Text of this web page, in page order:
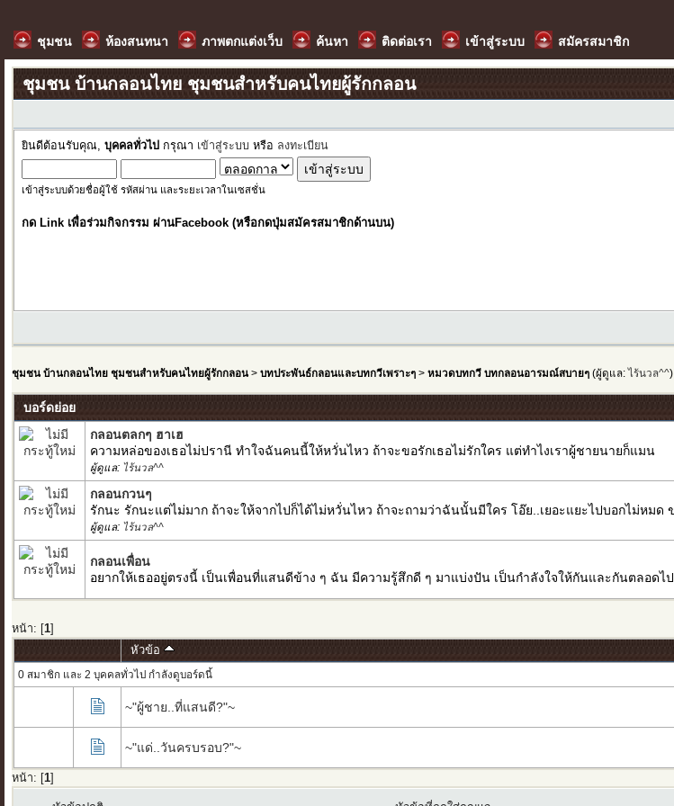
ชุมชน ห้องสนทนา ภาพตกแต่งเว็บ ค้นหา ติดต่อเรา เข้าสู่ระบบ สมัครสมาชิก
ชุมชน บ้านกลอนไทย ชุมชนสำหรับคนไทยผู้รักกลอน
ยินดีต้อนรับคุณ,บุคคลทั่วไป กรุณา เข้าสู่ระบบ หรือ ลงทะเบียน
เข้าสู่ระบบด้วยชื่อผู้ใช้ รหัสผ่าน และระยะเวลาในเซสชั่น
กด Link เพื่อร่วมกิจกรรม ผ่านFacebook (หรือกดปุ่มสมัครสมาชิกด้านบน)
ชุมชน บ้านกลอนไทย ชุมชนสำหรับคนไทยผู้รักกลอน >บทประพันธ์กลอนและบทกวีเพราะๆ >หมวดบทกวี บทกลอนอารมณ์สบายๆ (ผู้ดูแล:ไร้นวล^^)
บอร์ดย่อย
กลอนตลกๆ ฮาเฮ
ความหล่อของเธอไม่ปรานี ทำใจฉันคนนี้ให้หวั่นไหว ถ้าจะขอรักเธอไม่รักใคร แต่ทำไงเราผู้ชายนายก็แมน
ผู้ดูแล: ไร้นวล^^
กลอนกวนๆ
รักนะ รักนะแต่ไม่มาก ถ้าจะให้จากไปก็ได้ไม่หวั่นไหว ถ้าจะถามว่าฉันนั้นมีใคร โอ๊ย..เยอะแยะไปบอกไม่หมด
ผู้ดูแล: ไร้นวล^^
กลอนเพื่อน
อยากให้เธออยู่ตรงนี้ เป็นเพื่อนที่แสนดีข้าง ๆ ฉัน มีความรู้สึกดี ๆ มาแบ่งปัน เป็นกำลังใจให้กันและกันตลอดไป
หน้า: [1
หัวข้อ
0 สมาชิก และ 2 บุคคลทั่วไป กำลังดูบอร์ดนี้
~"ผู้ชาย..ที่แสนดี?"~
~"แด่..วันครบรอบ?"~
หน้า: [1